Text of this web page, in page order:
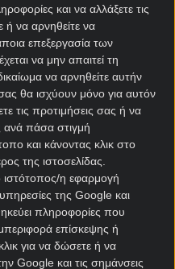
και να αλλάξετε τις
ή να αρνηθείτε να
επεξεργασία των
να μην απαιτεί τη
να αρνηθείτε αυτήν
θα ισχύουν μόνο για αυτόν
τις προτιμήσεις σας ή να
ανά πάσα στιγμή
και κάνοντας κλικ στο
της ιστοσελίδας.
η εφαρμογή
της Google και
πληροφορίες που
επίσκεψης ή
για να δώσετε ή να
Google και τις σημάνσεις
Στατιστικά
: *Ισχύουν όροι και